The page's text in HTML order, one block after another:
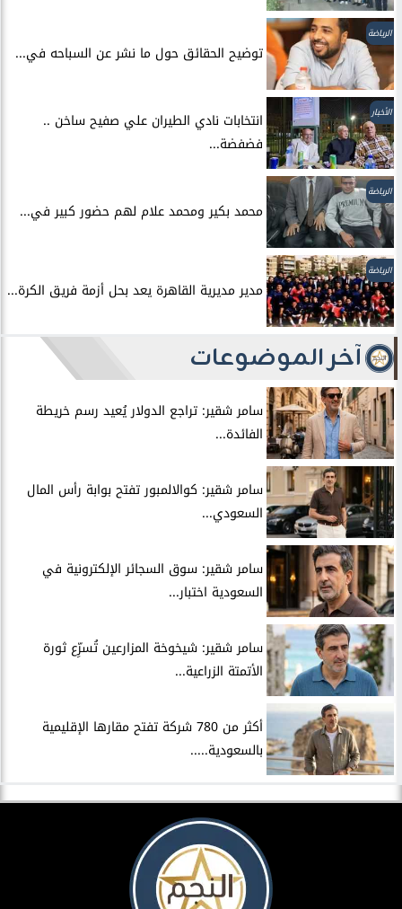
الرياضة
توضيح الحقائق حول ما نشر عن السباحه في...
الأخبار
انتخابات نادي الطيران علي صفيح ساخن ..
فضفضة...
الرياضة
محمد بكير ومحمد علام لهم حضور كبير في...
الرياضة
مدير مديرية القاهرة يعد بحل أزمة فريق الكرة...
آخر الموضوعات
سامر شقير: تراجع الدولار يُعيد رسم خريطة
الفائدة...
سامر شقير: كوالالمبور تفتح بوابة رأس المال
السعودي...
سامر شقير: سوق السجائر الإلكترونية في
السعودية اختبار...
سامر شقير: شيخوخة المزارعين تُسرِّع ثورة
الأتمتة الزراعية...
أكثر من 780 شركة تفتح مقارها الإقليمية
بالسعودية.....